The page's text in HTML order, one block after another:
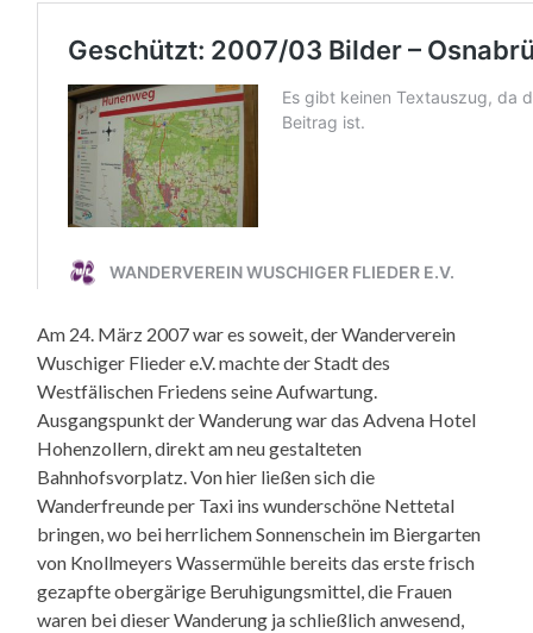
Am 24. März 2007 war es soweit, der Wanderverein
Wuschiger Flieder e.V. machte der Stadt des
Westfälischen Friedens seine Aufwartung.
Ausgangspunkt der Wanderung war das Advena Hotel
Hohenzollern, direkt am neu gestalteten
Bahnhofsvorplatz. Von hier ließen sich die
Wanderfreunde per Taxi ins wunderschöne Nettetal
bringen, wo bei herrlichem Sonnenschein im Biergarten
von Knollmeyers Wassermühle bereits das erste frisch
gezapfte obergärige Beruhigungsmittel, die Frauen
waren bei dieser Wanderung ja schließlich anwesend,